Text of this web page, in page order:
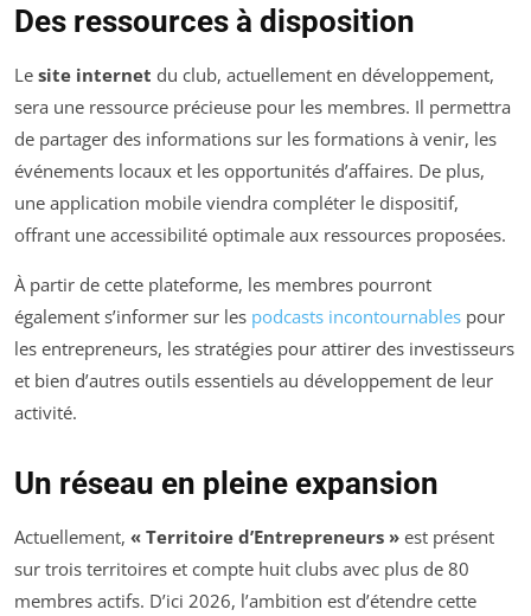
Des ressources à disposition
Le site internet du club, actuellement en développement,
sera une ressource précieuse pour les membres. Il permettra
de partager des informations sur les formations à venir, les
événements locaux et les opportunités d’affaires. De plus,
une application mobile viendra compléter le dispositif,
offrant une accessibilité optimale aux ressources proposées.
À partir de cette plateforme, les membres pourront
également s’informer sur les podcasts incontournables pour
les entrepreneurs, les stratégies pour attirer des investisseurs
et bien d’autres outils essentiels au développement de leur
activité.
Un réseau en pleine expansion
Actuellement, « Territoire d’Entrepreneurs » est présent
sur trois territoires et compte huit clubs avec plus de 80
membres actifs. D’ici 2026, l’ambition est d’étendre cette